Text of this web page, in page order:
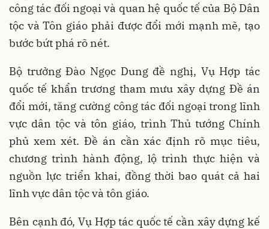
công tác đối ngoại và quan hệ quốc tế của Bộ Dân
tộc và Tôn giáo phải được đổi mới mạnh mẽ, tạo
bước bứt phá rõ nét.
Bộ trưởng Đào Ngọc Dung đề nghị, Vụ Hợp tác
quốc tế khẩn trương tham mưu xây dựng Đề án
đổi mới, tăng cường công tác đối ngoại trong lĩnh
vực dân tộc và tôn giáo, trình Thủ tướng Chính
phủ xem xét. Đề án cần xác định rõ mục tiêu,
chương trình hành động, lộ trình thực hiện và
nguồn lực triển khai, đồng thời bao quát cả hai
lĩnh vực dân tộc và tôn giáo.
Bên cạnh đó, Vụ Hợp tác quốc tế cần xây dựng kế